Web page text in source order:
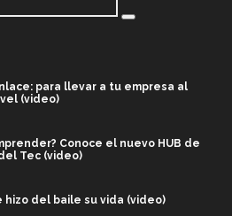
para llevar a tu empresa al
(video)
Conoce el nuevo HUB de
Tec (video)
hizo del baile su vida (video)